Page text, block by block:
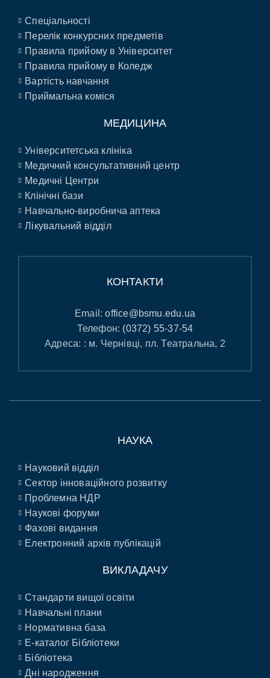
Спеціальності
Перелік конкурсних предметів
Правила прийому в Університет
Правила прийому в Коледж
Вартість навчання
Приймальна коміся
МЕДИЦИНА
Університетська клініка
Медичний консультативний центр
Медичні Центри
Клінічні бази
Навчально-виробнича аптека
Лікувальний відділ
КОНТАКТИ
Email:office@bsmu.edu.ua
Телефон: (0372) 55-37-54
Адреса: : м. Чернівці, пл. Театральна, 2
НАУКА
Науковий відділ
Сектор інноваційного розвитку
Проблемна НДР
Наукові форуми
Фахові видання
Електронний архів публікацій
ВИКЛАДАЧУ
Стандарти вищої освіти
Навчальні плани
Нормативна база
E-каталог Бібліотеки
Бібліотека
Дні народження